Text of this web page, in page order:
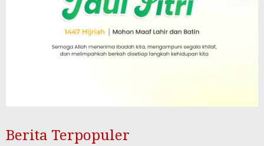
Berita Terpopuler